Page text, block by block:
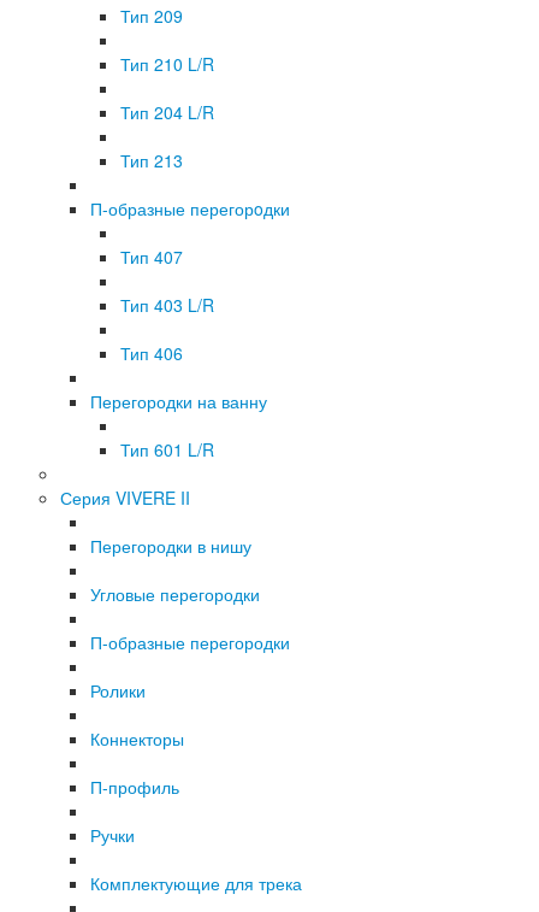
Тип 209
Тип 210 L/R
Тип 204 L/R
Тип 213
П-образные перегорoдки
Тип 407
Тип 403 L/R
Тип 406
Перегородки на ванну
Тип 601 L/R
Серия VIVERE II
Перегородки в нишу
Угловые перегородки
П-образные перегородки
Ролики
Коннекторы
П-профиль
Ручки
Комплектующие для трека